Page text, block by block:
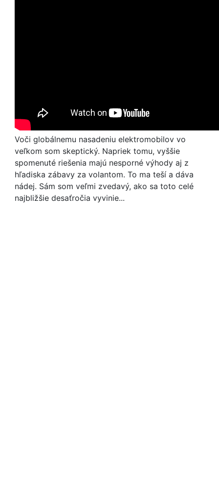
Voči globálnemu nasadeniu elektromobilov vo
veľkom som skeptický. Napriek tomu, vyššie
spomenuté riešenia majú nesporné výhody aj z
hľadiska zábavy za volantom. To ma teší a dáva
nádej. Sám som veľmi zvedavý, ako sa toto celé
najbližšie desaťročia vyvinie...